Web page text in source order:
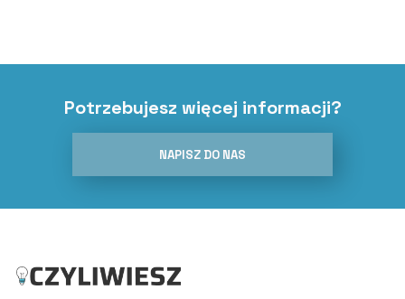
Potrzebujesz więcej informacji?
NAPISZ DO NAS